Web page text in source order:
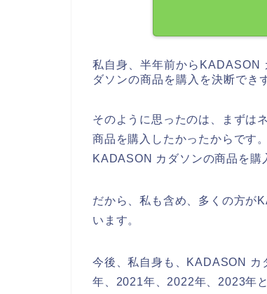
私自身、半年前からKADASON
ダソンの商品を購入を決断でき
そのように思ったのは、まずは
商品を購入したかったからです
KADASON カダソンの商品を購
だから、私も含め、多くの方が
います。
今後、私自身も、KADASON カ
年、2021年、2022年、2023年